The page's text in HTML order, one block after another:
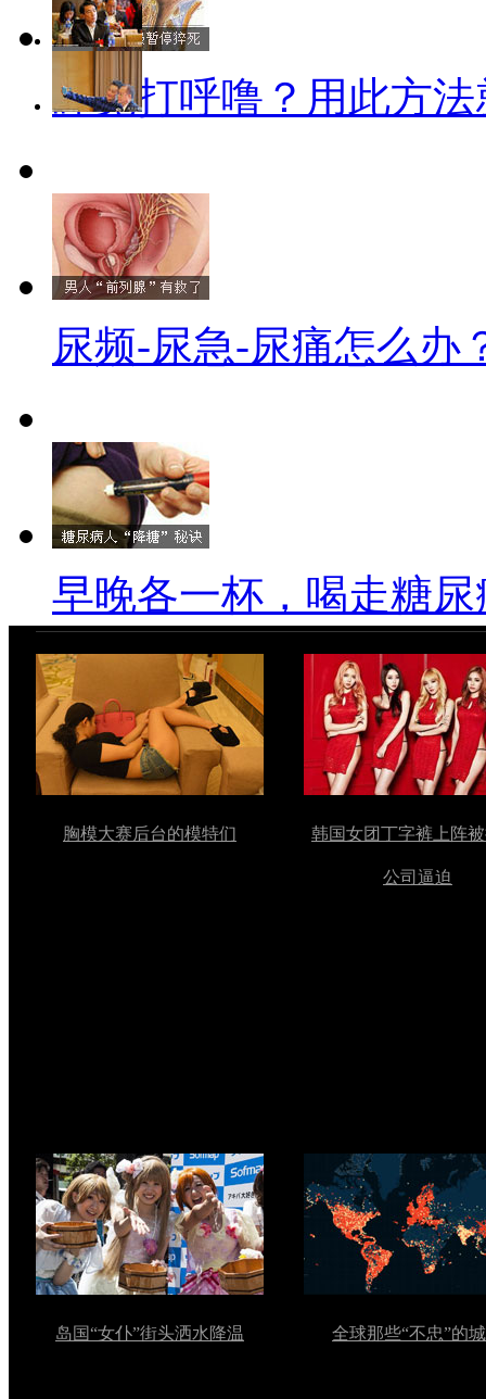
睡觉打呼噜？用此方法
尿频-尿急-尿痛怎么办
早晚各一杯，喝走糖尿
胸模大赛后台的模特们 韩国女团丁字裤上阵
公司逼迫
岛国“女仆”街头洒水降温 全球那些“不忠”的